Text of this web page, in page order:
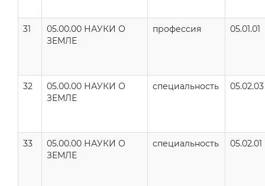
31
05.00.00 НАУКИ О
ЗЕМЛЕ
профессия 05.01.01
32
05.00.00 НАУКИ О
ЗЕМЛЕ
специальность 05.02.03
33
05.00.00 НАУКИ О
ЗЕМЛЕ
специальность 05.02.01